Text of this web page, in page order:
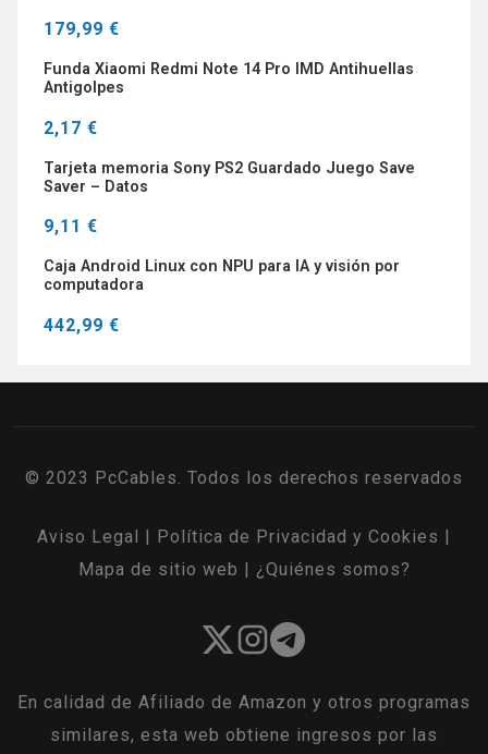
179,99 €
Funda Xiaomi Redmi Note 14 Pro IMD Antihuellas
Antigolpes
2,17 €
Tarjeta memoria Sony PS2 Guardado Juego Save
Saver – Datos
9,11 €
Caja Android Linux con NPU para IA y visión por
computadora
442,99 €
© 2023 PcCables. Todos los derechos reservados
Aviso Legal | Política de Privacidad y Cookies |
Mapa de sitio web | ¿Quiénes somos?
En calidad de Afiliado de Amazon y otros programas
similares, esta web obtiene ingresos por las